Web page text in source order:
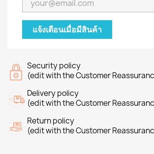
แจ้งเตือนเมื่อมีสินค้า
Security policy
(edit with the Customer
Delivery policy
(edit with the Customer
Return policy
(edit with the Customer